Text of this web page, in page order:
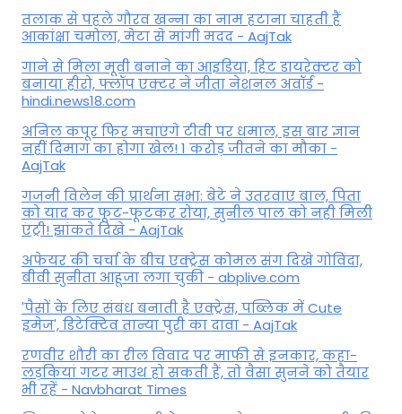
तलाक से पहले गौरव खन्ना का नाम हटाना चाहती हैं
आकांक्षा चमोला, मेटा से मांगी मदद - AajTak
गाने से मिला मूवी बनाने का आइडिया, हिट डायरेक्टर को
बनाया हीरो, फ्लॉप एक्टर ने जीता नेशनल अवॉर्ड -
hindi.news18.com
अनिल कपूर फिर मचाएंगे टीवी पर धमाल, इस बार ज्ञान
नहीं दिमाग का होगा खेल! 1 करोड़ जीतने का मौका -
AajTak
गजनी विलेन की प्रार्थना सभा: बेटे ने उतरवाए बाल, पिता
को याद कर फूट-फूटकर रोया, सुनील पाल को नही मिली
एंट्री! झांकते दिखे - AajTak
अफेयर की चर्चा के बीच एक्ट्रेस कोमल संग दिखे गोविंदा,
बीवी सुनीता आहूजा लगा चुकी - abplive.com
'पैसों के लिए संबंध बनाती है एक्ट्रेस, पब्लिक में Cute
इमेज', डिटेक्टिव तान्या पुरी का दावा - AajTak
रणवीर शौरी का रील विवाद पर माफी से इनकार, कहा-
लड़कियां गटर माउथ हो सकती हैं, तो वैसा सुनने को तैयार
भी रहें - Navbharat Times